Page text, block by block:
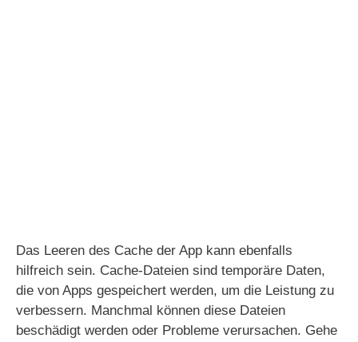
Das Leeren des Cache der App kann ebenfalls
hilfreich sein. Cache-Dateien sind temporäre Daten,
die von Apps gespeichert werden, um die Leistung zu
verbessern. Manchmal können diese Dateien
beschädigt werden oder Probleme verursachen. Gehe